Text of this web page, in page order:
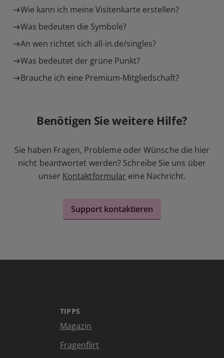
Wie kann ich meine Visitenkarte erstellen?
Was bedeuten die Symbole?
An wen richtet sich all-in.de/singles?
Was bedeutet der grüne Punkt?
Brauche ich eine Premium-Mitgliedschaft?
Benötigen Sie weitere Hilfe?
Sie haben Fragen, Probleme oder Wünsche die hier
nicht beantwortet werden? Schreibe Sie uns über
unser Kontaktformular eine Nachricht.
Support kontaktieren
TIPPS
Magazin
Fragenflirt